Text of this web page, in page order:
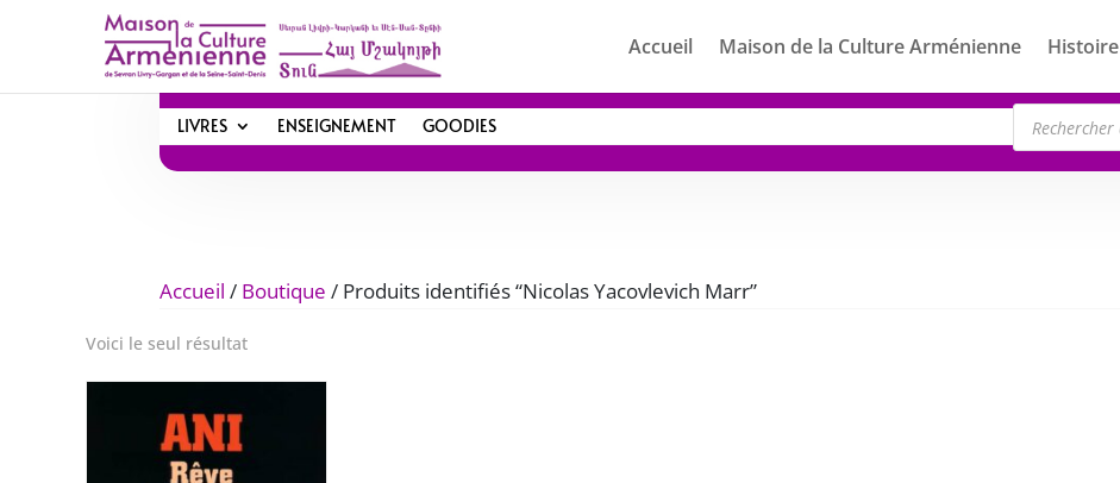
Accueil Maison de la Culture Arménienne Histoire
LIVRES ENSEIGNEMENT GOODIES Recherche
de
produits
Accueil / Boutique / Produits identifiés “Nicolas Yacovlevich Marr”
Voici le seul résultat